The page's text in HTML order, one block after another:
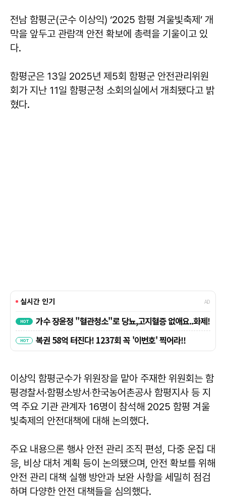
전남 함평군(군수 이상익) ‘2025 함평 겨울빛축제’ 개
막을 앞두고 관람객 안전 확보에 총력을 기울이고 있
다.
함평군은 13일 2025년 제5회 함평군 안전관리위원
회가 지난 11일 함평군청 소회의실에서 개최됐다고 밝
혔다.
이상익 함평군수가 위원장을 맡아 주재한 위원회는 함
평경찰서·함평소방서‧한국농어촌공사 함평지사 등 지
역 주요 기관 관계자 16명이 참석해 2025 함평 겨울
빛축제의 안전대책에 대해 논의했다.
주요 내용으론 행사 안전 관리 조직 편성, 다중 운집 대
응, 비상 대처 계획 등이 논의됐으며, 안전 확보를 위해
안전 관리 대책 실행 방안과 보완 사항을 세밀히 점검
하며 다양한 안전 대책들을 심의했다.